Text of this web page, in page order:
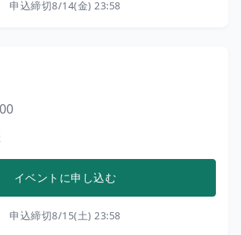
申込締切8/14(金) 23:58
イベントに申し込む
申込締切8/15(土) 23:58